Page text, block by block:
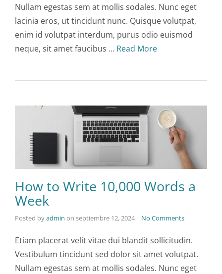
Nullam egestas sem at mollis sodales. Nunc eget
lacinia eros, ut tincidunt nunc. Quisque volutpat,
enim id volutpat interdum, purus odio euismod
neque, sit amet faucibus … Read More
How to Write 10,000 Words a
Week
Posted byadmin on septiembre 12, 2024 | No Comments
Etiam placerat velit vitae dui blandit sollicitudin.
Vestibulum tincidunt sed dolor sit amet volutpat.
Nullam egestas sem at mollis sodales. Nunc eget